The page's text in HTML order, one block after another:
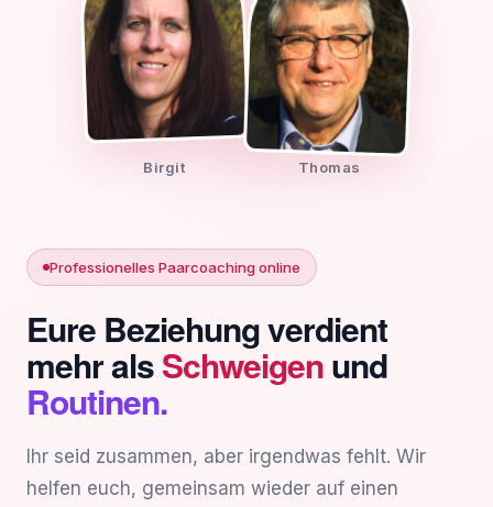
Professionelles Paarcoaching online
Eure Beziehung verdient
mehr alsSchweigenund
Routinen.
Ihr seid zusammen, aber irgendwas fehlt. Wir
helfen euch, gemeinsam wieder auf einen
Birgit Thomas